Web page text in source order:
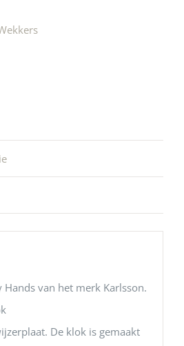
van het merk Karlsson.
De klok is gemaakt